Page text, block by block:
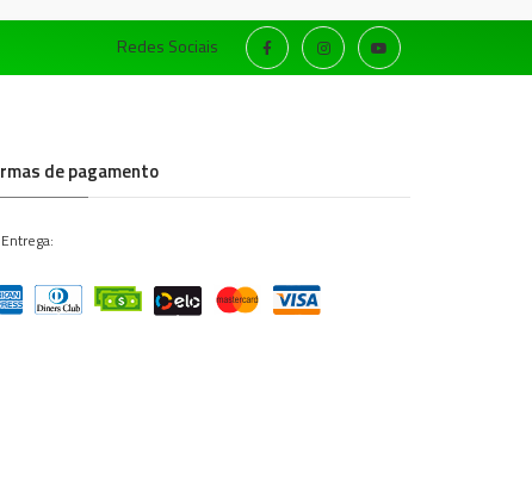
Redes Sociais
de pagamento